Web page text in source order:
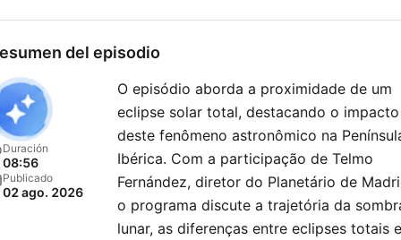
del episodio
Duración
08:56
Publicado
02 ago. 2026
O episódio aborda a proximidade de um
eclipse solar total, destacando o impacto
deste fenômeno astronômico na
Ibérica. Com a participação de Telmo
Fernández, diretor do Planetário de
o programa discute a trajetória da
lunar, as diferenças entre eclipses totais e